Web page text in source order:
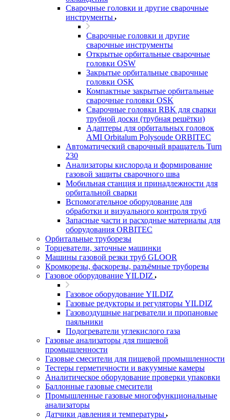
Сварочные головки и другие сварочные
инструменты
Сварочные головки и другие
сварочные инструменты
Открытые орбитальные сварочные
головки OSW
Закрытые орбитальные сварочные
головки OSK
Компактные закрытые орбитальные
сварочные головки OSK
Сварочные головки RBK для сварки
трубной доски (трубная решётки)
Адаптеры для орбитальных головок
AMI Orbitalum Polysoude ORBITEC
Автоматический сварочный вращатель Turn
230
Анализаторы кислорода и формирование
газовой защиты сварочного шва
Мобильная станция и принадлежности для
орбитальной сварки
Вспомогательное оборудование для
обработки и визуального контроля труб
Запасные части и расходные материалы для
оборудования ORBITEC
Орбитальные труборезы
Торцеватели, заточные машинки
Машины газовой резки труб GLOOR
Кромкорезы, фаскорезы, разъёмные труборезы
Газовое оборудование YILDIZ
Газовое оборудование YILDIZ
Газовые редукторы и регуляторы YILDIZ
Газовоздушные нагреватели и пропановые
паяльники
Подогреватели углекислого газа
Газовые анализаторы для пищевой
промышленности
Газовые смесители для пищевой промышленности
Тестеры герметичности и вакуумные камеры
Аналитическое оборудование проверки упаковки
Баллонные газовые смесители
Промышленные газовые многофункциональные
анализаторы
Датчики давления и температуры